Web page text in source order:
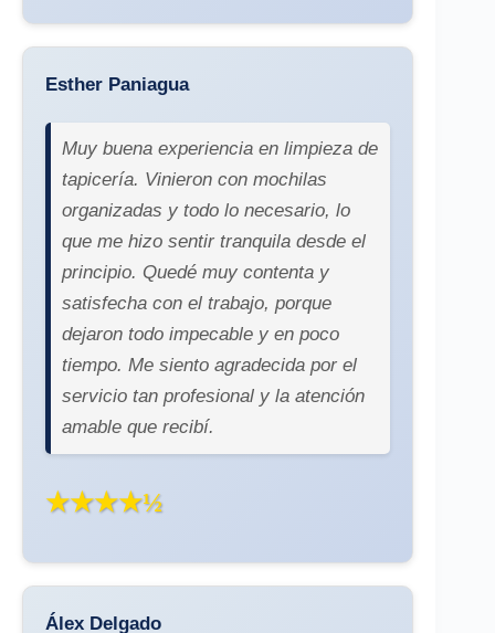
Esther Paniagua
Muy buena experiencia en limpieza de
tapicería. Vinieron con mochilas
organizadas y todo lo necesario, lo
que me hizo sentir tranquila desde el
principio. Quedé muy contenta y
satisfecha con el trabajo, porque
dejaron todo impecable y en poco
tiempo. Me siento agradecida por el
servicio tan profesional y la atención
amable que recibí.
★★★★½
Álex Delgado